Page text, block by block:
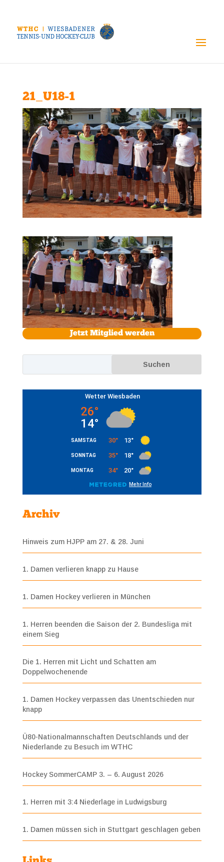
21_U18-1
Jetzt Mitglied werden
Archiv
Hinweis zum HJPP am 27. & 28. Juni
1. Damen verlieren knapp zu Hause
1. Damen Hockey verlieren in München
1. Herren beenden die Saison der 2. Bundesliga mit
einem Sieg
Die 1. Herren mit Licht und Schatten am
Doppelwochenende
1. Damen Hockey verpassen das Unentschieden nur
knapp
Ü80-Nationalmannschaften Deutschlands und der
Niederlande zu Besuch im WTHC
Hockey SommerCAMP 3. – 6. August 2026
1. Herren mit 3:4 Niederlage in Ludwigsburg
1. Damen müssen sich in Stuttgart geschlagen geben